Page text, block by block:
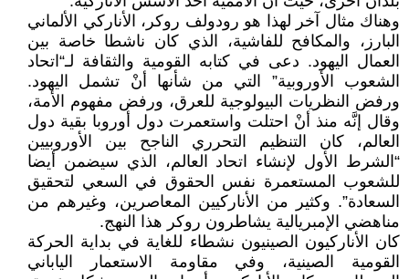
وهناك مثال آخر لهذا هو رودولف روكر، الأناركي الألماني
البارز، والمكافح للفاشية، الذي كان ناشطا خاصة بين
العمال اليهود. دعى في كتابه القومية والثقافة لـ“اتحاد
الشعوب الأوروبية” التي من شأنها أنْ تشمل اليهود.
ورفض النظريات البيولوجية للعرق، ورفض مفهوم الأمة،
وقال إنَّه منذ أنْ احتلت واستعمرت دول أوروبا بقية دول
العالم، كان التنظيم التحرري الناجح بين الأوروبيين
“الشرط الأول لإنشاء اتحاد العالم، الذي سيضمن أيضا
للشعوب المستعمرة نفس الحقوق في السعي لتحقيق
السعادة”. وكثير من الأناركيين المعاصرين، وغيرهم من
مناهضي الإمبريالية يشاطرون روكر هذا النهج.
كان الأناركيون الصينيون نشطاء للغاية في بداية الحركة
القومية الصينية، وفي مقاومة الاستعمار الياباني